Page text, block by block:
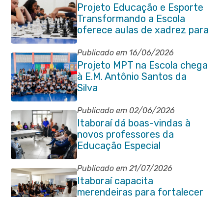
Projeto Educação e Esporte
Transformando a Escola
oferece aulas de xadrez para
alunos da rede municipal
Publicado em 16/06/2026
Projeto MPT na Escola chega
à E.M. Antônio Santos da
Silva
Publicado em 02/06/2026
Itaboraí dá boas-vindas à
novos professores da
Educação Especial
Publicado em 21/07/2026
Itaboraí capacita
merendeiras para fortalecer